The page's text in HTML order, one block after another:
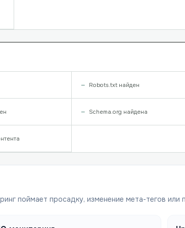
Robots.txt найден
Schema.org найдена
поймает просадку, изменение мета-тегов или